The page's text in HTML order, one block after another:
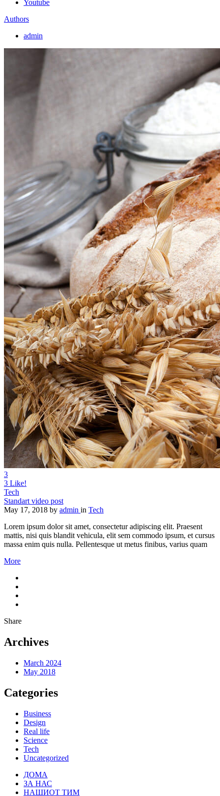
Youtube
Authors
admin
3
3 Like!
Tech
Standart video post
May 17, 2018 by admin in Tech
Lorem ipsum dolor sit amet, consectetur adipiscing elit. Praesent
mattis, nisi quis blandit vehicula, elit sem commodo ipsum, et cursus
massa enim quis nulla. Pellentesque ut metus finibus, varius quam
More
Share
Archives
March 2024
May 2018
Categories
Business
Design
Real life
Science
Tech
Uncategorized
ДОМА
ЗА НАС
НАШИОТ ТИМ